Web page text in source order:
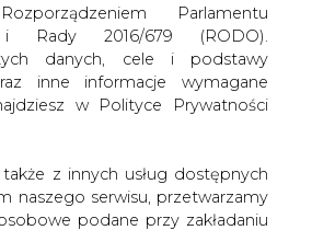
CIRE.TV
Parlamentu
i Rady 2016/679 (RODO).
danych, cele i podstawy
inne informacje wymagane
w Polityce Prywatności
z innych usług dostępnych
naszego serwisu, przetwarzamy
podane przy zakładaniu